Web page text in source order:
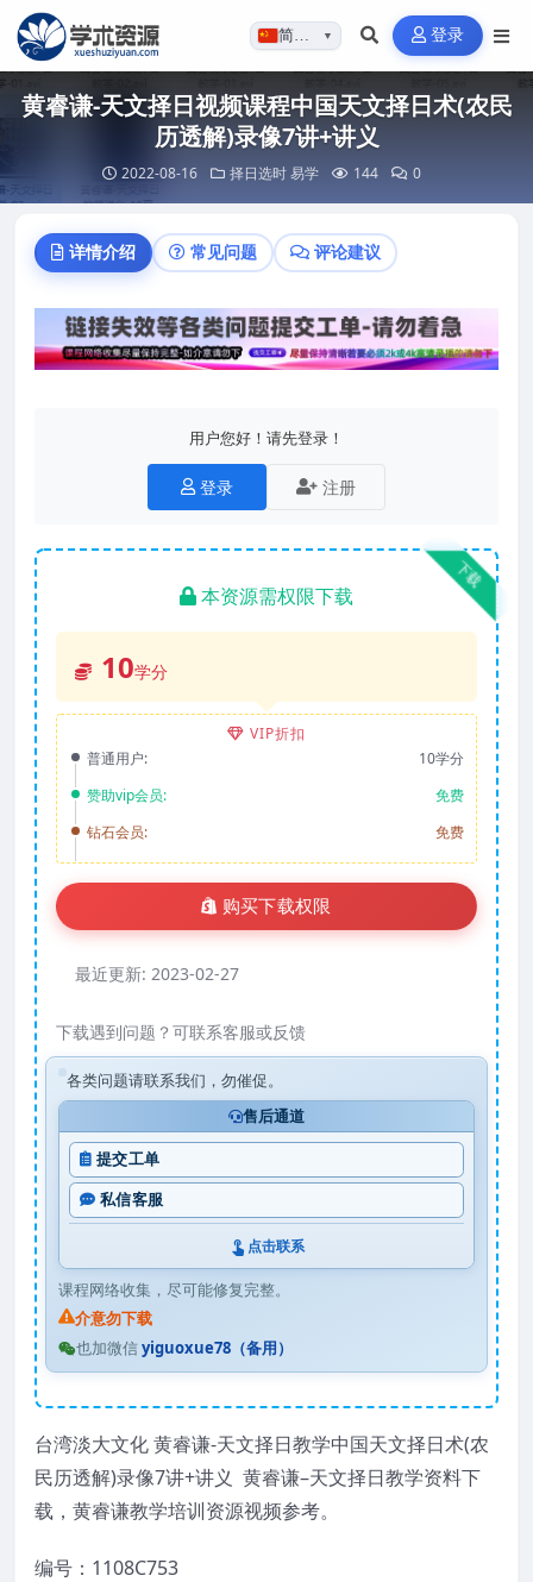
简体…▼ 登录
黄睿谦-天文择日视频课程中国天文择日术(农民
历透解)录像7讲+讲义
2022-08-16 择日选时易学 144 0
详情介绍 常见问题 评论建议
用户您好！请先登录！
登录 注册
下载
本资源需权限下载
10学分
VIP折扣
普通用户:
10学分
赞助vip会员:
免费
钻石会员:
免费
购买下载权限
最近更新: 2023-02-27
下载遇到问题？可联系客服或反馈
各类问题请联系我们，勿催促。
售后通道
提交工单
私信客服
点击联系
课程网络收集，尽可能修复完整。
介意勿下载
也加微信yiguoxue78（备用）
台湾淡大文化 黄睿谦-天文择日教学中国天文择日术(农
民历透解)录像7讲+讲义 黄睿谦–天文择日教学资料下
载， 黄睿谦教学培训资源视频参考。
编号：1108C753